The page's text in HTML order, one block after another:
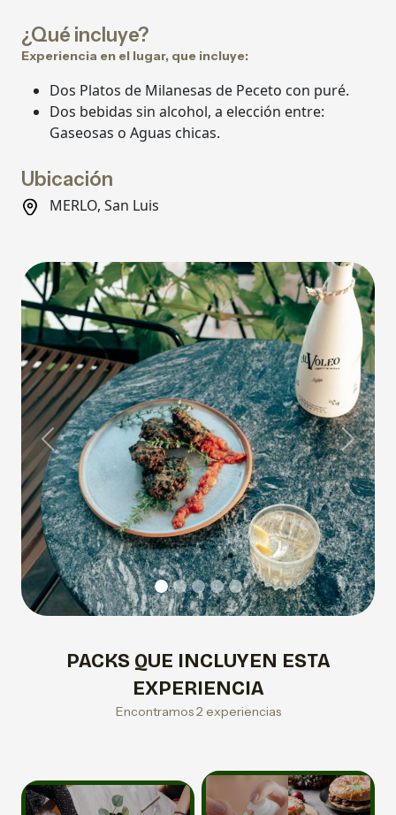
¿Qué incluye?
Experiencia en el lugar, que incluye:
Dos Platos de Milanesas de Peceto con puré.
Dos bebidas sin alcohol, a elección entre:
Gaseosas o Aguas chicas.
Ubicación
MERLO, San Luis
Previous Next
PACKS QUE INCLUYEN ESTA
EXPERIENCIA
Encontramos 2 experiencias